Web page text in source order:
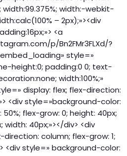
width:99.375%; width:-webkit-
– 2px);»><div
<a
p/Bn2FMr3FLXd/?
style=»
height:0; padding:0 0; text-
width:100%;»
display: flex; flex-direction:
<div style=»background-color:
flex-grow: 0; height: 40px;
width: 40px;»></div> <div
column; flex-grow: 1;
<div style=» background-color: